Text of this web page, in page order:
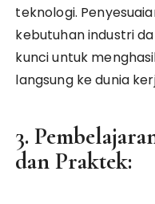
teknologi.
kebutuhan industri
kunci untuk
langsung ke dunia
3.
dan Praktek: